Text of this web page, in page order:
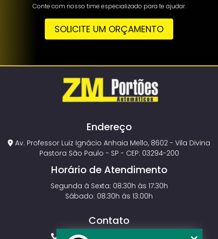
Conte com nosso time especializado para te ajudar.
SOLICITE UM ORÇAMENTO
Endereço
Av. Professor Luiz Ignácio Anhaia Mello, 8602 - Vila Divina
Pastora São Paulo - SP - CEP: 03294-200
Horário de Atendimento
Segunda à Sexta: 08:30h às 17:30h
Sábado: 08:30h às 13:00h
Contato
(11) 2143-4826